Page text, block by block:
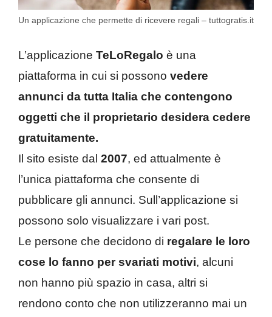
Un applicazione che permette di ricevere regali – tuttogratis.it
L’applicazione TeLoRegalo è una
piattaforma in cui si possono vedere
annunci da tutta Italia che contengono
oggetti che il proprietario desidera cedere
gratuitamente.
Il sito esiste dal 2007, ed attualmente è
l’unica piattaforma che consente di
pubblicare gli annunci. Sull’applicazione si
possono solo visualizzare i vari post.
Le persone che decidono di regalare le loro
cose lo fanno per svariati motivi, alcuni
non hanno più spazio in casa, altri si
rendono conto che non utilizzeranno mai un